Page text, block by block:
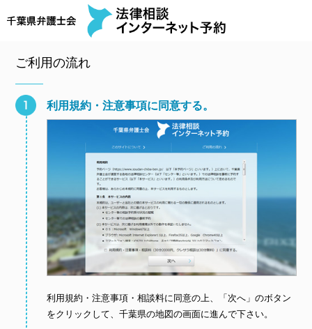
ご利用の流れ
利用規約・注意事項に同意する。
利用規約・注意事項・相談料に同意の上、「次へ」のボタン
をクリックして、千葉県の地図の画面に進んで下さい。